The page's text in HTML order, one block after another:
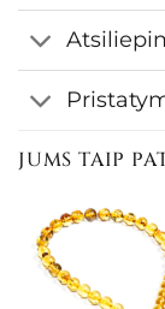
JUMS TAIP